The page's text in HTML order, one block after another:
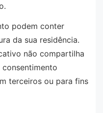
podem conter
da sua residência.
não compartilha
consentimento
terceiros ou para fins